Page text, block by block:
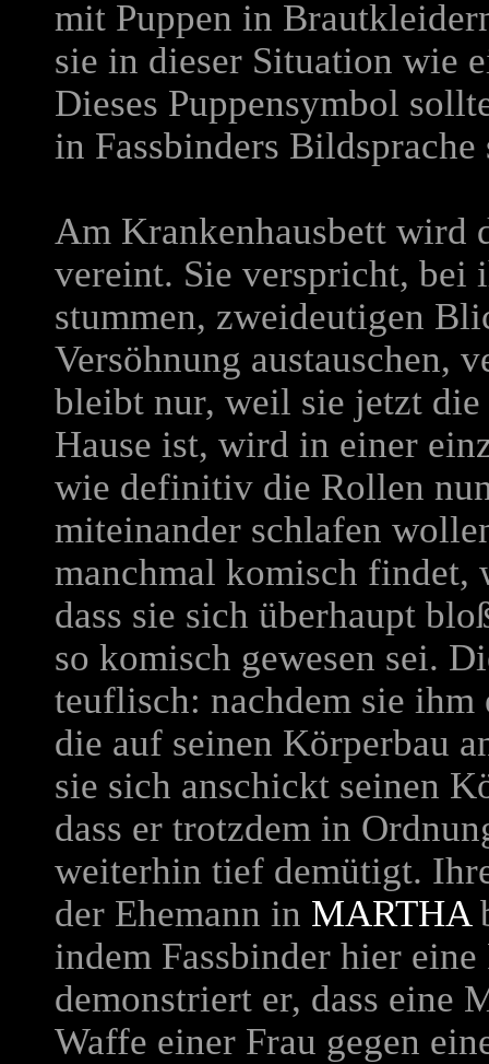
mit Puppen in
sie in dieser Situation wie
Dieses Puppensymbol
in Fassbinders Bildsprache
Am Krankenhausbett wird
vereint. Sie verspricht, bei
stummen, zweideutigen
Versöhnung austauschen,
bleibt nur, weil sie jetzt
Hause ist, wird in einer
wie definitiv die Rollen
miteinander schlafen
manchmal komisch
dass sie sich überhaupt
so komisch gewesen sei.
teuflisch: nachdem sie
die auf seinen Körperbau
sie sich anschickt seinen
dass er trotzdem in
weiterhin tief demütigt.
der Ehemann in MARTHA
indem Fassbinder hier
demonstriert er, dass eine
Waffe einer Frau gegen